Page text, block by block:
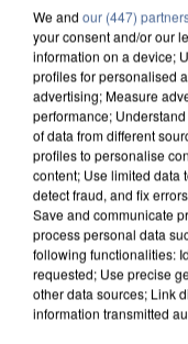
We and our (447)
your consent and/or our
information on a device;
profiles for personalised
advertising; Measure
performance;
of data from different
profiles to personalise
content; Use limited data
detect fraud, and fix
Save and communicate
process personal data
following functionalities:
requested; Use precise
other data sources; Link
information transmitted